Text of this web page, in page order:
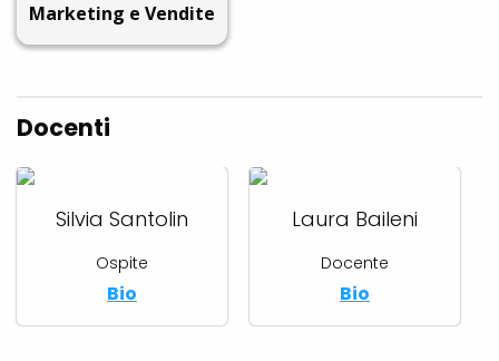
Marketing e Vendite
Docenti
Silvia Santolin
Ospite
Bio
Laura Baileni
Docente
Bio